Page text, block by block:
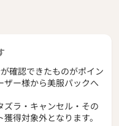
確認できたものがポイン
ザー様から美服パックへ
ラ・キャンセル・その
得対象外となります。